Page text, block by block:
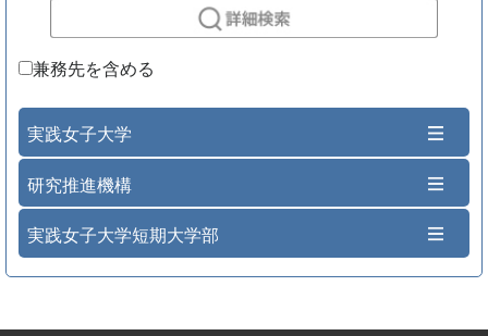
兼務先を含める
実践女子大学
研究推進機構
実践女子大学短期大学部